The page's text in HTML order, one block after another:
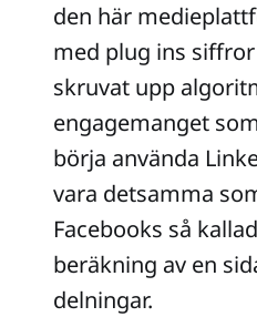
den här
med plug ins
skruvat upp
engagemanget
börja använda
vara detsamma
Facebooks så
beräkning av en
delningar.